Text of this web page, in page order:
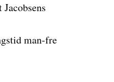
man-fre